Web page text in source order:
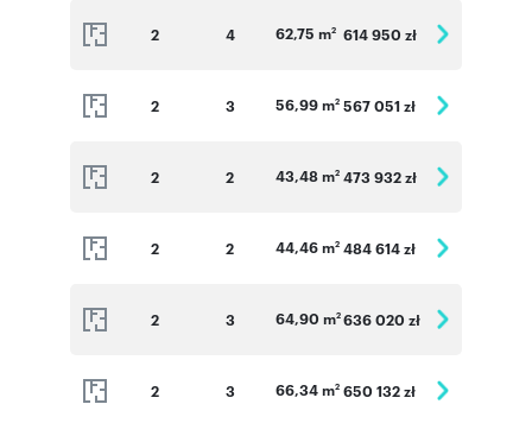
2 4 62,75 m2 614 950 zł
2 3 56,99 m2 567 051 zł
2 2 43,48 m2 473 932 zł
2 2 44,46 m2 484 614 zł
2 3 64,90 m2 636 020 zł
2 3 66,34 m2 650 132 zł